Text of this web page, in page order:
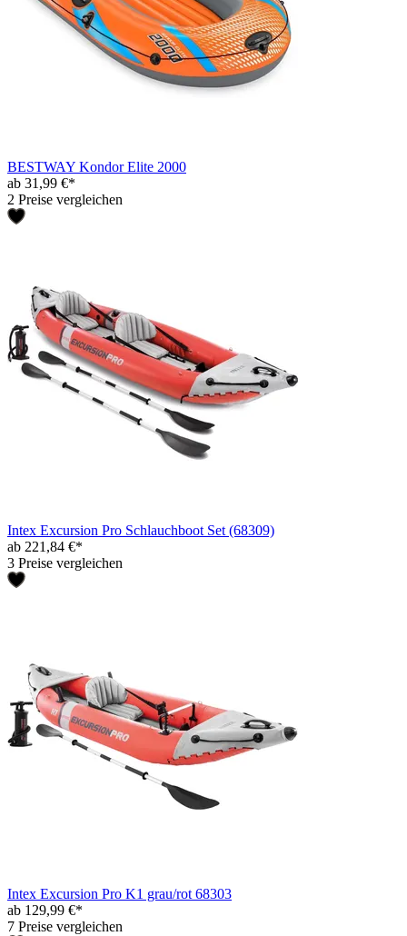
BESTWAY Kondor Elite 2000
ab 31,99 €*
2 Preise vergleichen
Intex Excursion Pro Schlauchboot Set (68309)
ab 221,84 €*
3 Preise vergleichen
Intex Excursion Pro K1 grau/rot 68303
ab 129,99 €*
7 Preise vergleichen